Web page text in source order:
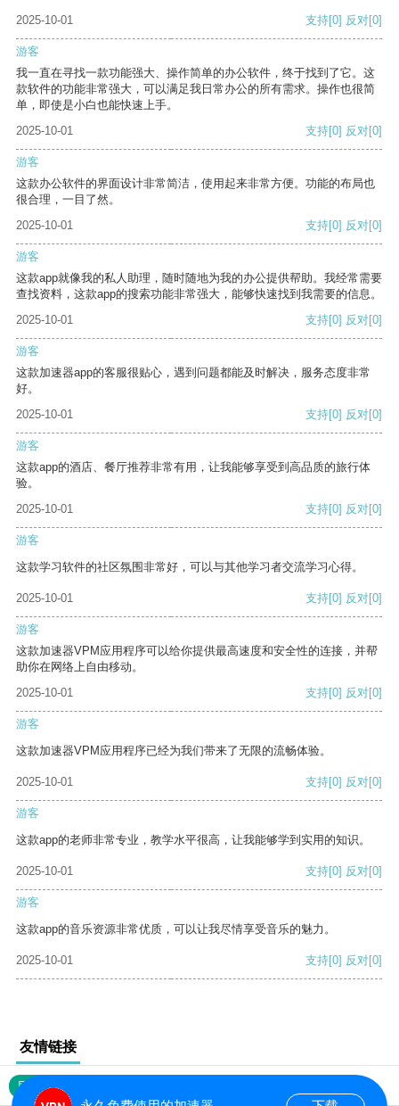
2025-10-01 支持[0] 反对[0]
游客
我一直在寻找一款功能强大、操作简单的办公软件，终于找到了它。这
款软件的功能非常强大，可以满足我日常办公的所有需求。操作也很简
单，即使是小白也能快速上手。
2025-10-01
支持[0] 反对[0]
游客
这款办公软件的界面设计非常简洁，使用起来非常方便。功能的布局也
很合理，一目了然。
2025-10-01
支持[0] 反对[0]
游客
这款app就像我的私人助理，随时随地为我的办公提供帮助。我经常需要
查找资料，这款app的搜索功能非常强大，能够快速找到我需要的信息。
2025-10-01
支持[0] 反对[0]
游客
这款加速器app的客服很贴心，遇到问题都能及时解决，服务态度非常
好。
2025-10-01
支持[0] 反对[0]
游客
这款app的酒店、餐厅推荐非常有用，让我能够享受到高品质的旅行体
验。
2025-10-01
支持[0] 反对[0]
游客
这款学习软件的社区氛围非常好，可以与其他学习者交流学习心得。
2025-10-01 支持[0] 反对[0]
游客
这款加速器VPM应用程序可以给你提供最高速度和安全性的连接，并帮
助你在网络上自由移动。
2025-10-01
支持[0] 反对[0]
游客
这款加速器VPM应用程序已经为我们带来了无限的流畅体验。
2025-10-01 支持[0] 反对[0]
游客
这款app的老师非常专业，教学水平很高，让我能够学到实用的知识。
2025-10-01 支持[0] 反对[0]
游客
这款app的音乐资源非常优质，可以让我尽情享受音乐的魅力。
2025-10-01 支持[0] 反对[0]
友情链接
网站地图